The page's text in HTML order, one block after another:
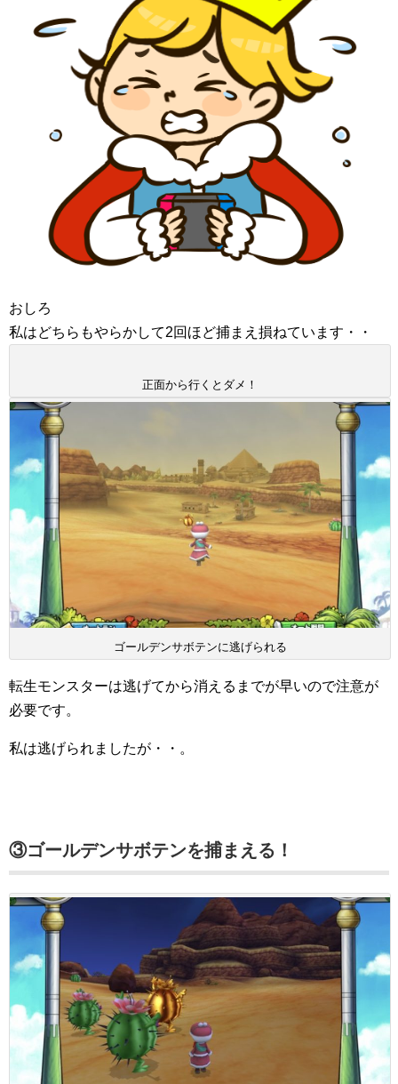
おしろ
私はどちらもやらかして2回ほど捕まえ損ねています・・
正面から行くとダメ！
ゴールデンサボテンに逃げられる
転生モンスターは逃げてから消えるまでが早いので注意が
必要です。
私は逃げられましたが・・。
③ゴールデンサボテンを捕まえる！